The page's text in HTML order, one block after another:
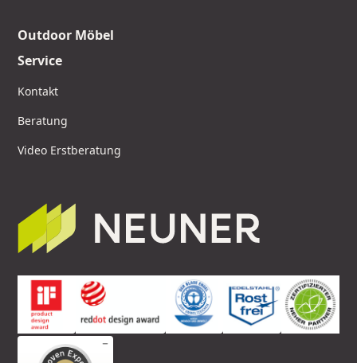
Outdoor Möbel
Service
Kontakt
Beratung
Video Erstberatung